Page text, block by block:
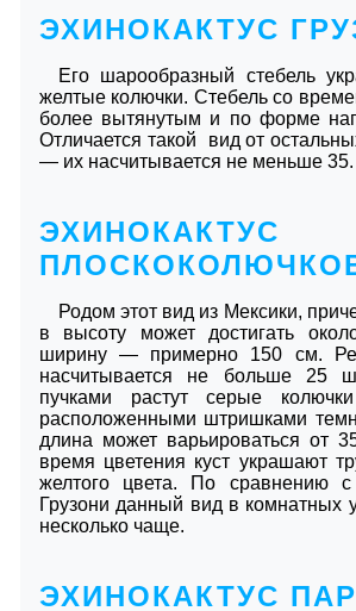
ЭХИНОКАКТУС
Его шарообразный стебель
желтые колючки. Стебель со
более вытянутым и по форме
Отличается такой вид от
― их насчитывается не меньше 35.
ЭХИНОКАКТУС
Родом этот вид из Мексики,
в высоту может достигать
ширину ― примерно 150 см.
насчитывается не больше 25
пучками растут серые
расположенными штришками
длина может варьироваться от
время цветения куст украшают
желтого цвета. По сравнению с
Грузони данный вид в комнатных
несколько чаще.
ЭХИНОКАКТУС